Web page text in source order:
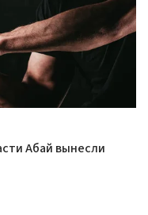
Абай вынесли